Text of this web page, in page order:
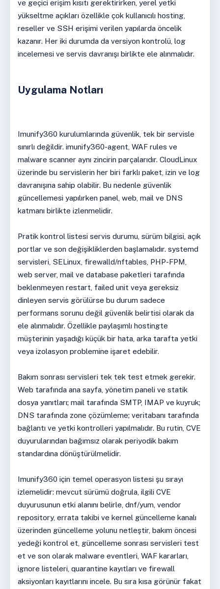
ve geçici erişim kısıtı gerektirirken, yerel yetki
yükseltme açıkları özellikle çok kullanıcılı hosting,
reseller ve SSH erişimi verilen yapılarda öncelik
kazanır. Her iki durumda da versiyon kontrolü, log
incelemesi ve servis davranışı birlikte ele alınmalıdır.
Uygulama Notları
Imunify360 kurulumlarında güvenlik, tek bir servisle
sınırlı değildir. imunify360-agent, WAF rules ve
malware scanner aynı zincirin parçalarıdır. CloudLinux
üzerinde bu servislerin her biri farklı paket, izin ve log
davranışına sahip olabilir. Bu nedenle güvenlik
güncellemesi yapılırken panel, web, mail ve DNS
katmanı birlikte izlenmelidir.
Pratik kontrol listesi servis durumu, sürüm bilgisi, açık
portlar ve son değişikliklerden başlamalıdır. systemd
servisleri, SELinux, firewalld/nftables, PHP-FPM,
web server, mail ve database paketleri tarafında
beklenmeyen restart, failed unit veya gereksiz
dinleyen servis görülürse bu durum sadece
performans sorunu değil güvenlik belirtisi olarak da
ele alınmalıdır. Özellikle paylaşımlı hostingte
müşterinin yaşadığı küçük bir hata, arka tarafta yetki
veya izolasyon problemine işaret edebilir.
Bakım sonrası servisleri tek tek test etmek gerekir.
Web tarafında ana sayfa, yönetim paneli ve statik
dosya yanıtları; mail tarafında SMTP, IMAP ve kuyruk;
DNS tarafında zone çözümleme; veritabanı tarafında
bağlantı ve yetki kontrolleri yapılmalıdır. Bu rutin, CVE
duyurularından bağımsız olarak periyodik bakım
standardına dönüştürülmelidir.
Imunify360 için temel operasyon listesi şu sırayı
izlemelidir: mevcut sürümü doğrula, ilgili CVE
duyurusunun etki alanını belirle, dnf/yum, vendor
repository, errata takibi ve kernel güncelleme kanalı
üzerinden güncelleme yolunu netleştir, bakım öncesi
yedeği kontrol et, güncelleme sonrası servisleri test
et ve son olarak malware eventleri, WAF kararları,
ignore listeleri, quarantine kayıtları ve firewall
aksiyonları kayıtlarını incele. Bu sıra kısa görünür fakat